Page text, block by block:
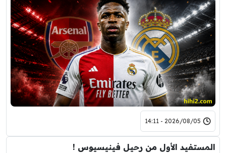
2026/08/05 - 14:11
المستفيد الأول من رحيل فينيسيوس !